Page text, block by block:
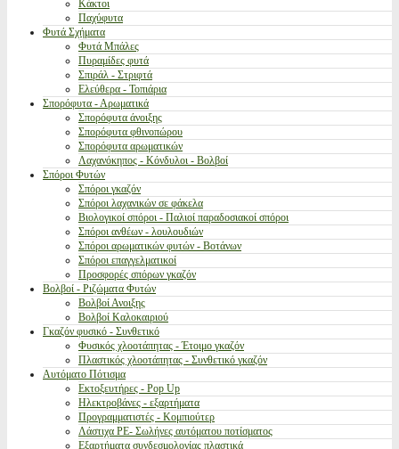
Κάκτοι
Παχύφυτα
Φυτά Σχήματα
Φυτά Μπάλες
Πυραμίδες φυτά
Σπιράλ - Στριφτά
Ελεύθερα - Τοπιάρια
Σπορόφυτα - Αρωματικά
Σπορόφυτα άνοιξης
Σπορόφυτα φθινοπώρου
Σπορόφυτα αρωματικών
Λαχανόκηπος - Κόνδυλοι - Βολβοί
Σπόροι Φυτών
Σπόροι γκαζόν
Σπόροι λαχανικών σε φάκελα
Βιολογικοί σπόροι - Παλιοί παραδοσιακοί σπόροι
Σπόροι ανθέων - λουλουδιών
Σπόροι αρωματικών φυτών - Βοτάνων
Σπόροι επαγγελματικοί
Προσφορές σπόρων γκαζόν
Βολβοί - Ριζώματα Φυτών
Βολβοί Ανοιξης
Βολβοί Καλοκαιριού
Γκαζόν φυσικό - Συνθετικό
Φυσικός χλοοτάπητας - Έτοιμο γκαζόν
Πλαστικός χλοοτάπητας - Συνθετικό γκαζόν
Αυτόματο Πότισμα
Εκτοξευτήρες - Pop Up
Ηλεκτροβάνες - εξαρτήματα
Προγραμματιστές - Κομπιούτερ
Λάστιχα PE- Σωλήνες αυτόματου ποτίσματος
Εξαρτήματα συνδεσμολογίας πλαστικά